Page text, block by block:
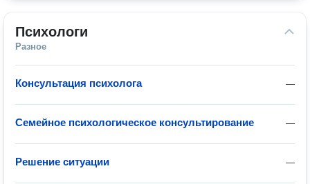
Психологи
Разное
—
Консультация психолога
—
Семейное психологическое консультирование
—
Решение ситуации